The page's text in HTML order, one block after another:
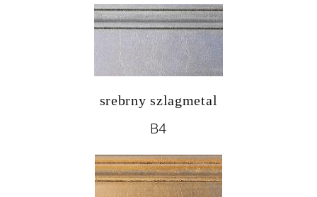
srebrny szlagmetal
B4